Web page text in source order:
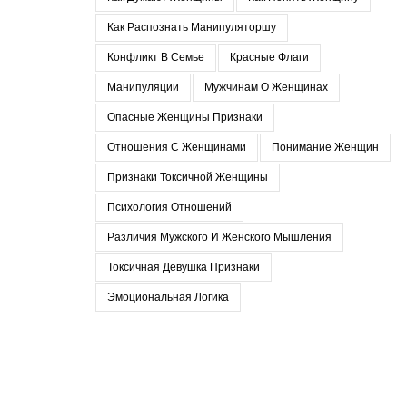
Как Распознать Манипуляторшу
Конфликт В Семье Красные Флаги
Манипуляции Мужчинам О Женщинах
Опасные Женщины Признаки
Отношения С Женщинами Понимание Женщин
Признаки Токсичной Женщины
Психология Отношений
Различия Мужского И Женского Мышления
Токсичная Девушка Признаки
Эмоциональная Логика